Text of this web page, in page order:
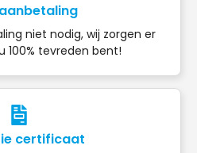
niet nodig, wij zorgen er
100% tevreden bent!
certificaat